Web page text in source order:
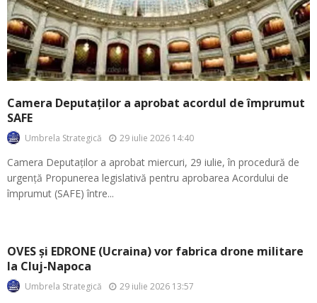
Camera Deputaților a aprobat acordul de împrumut
SAFE
Umbrela Strategică 29 iulie 2026 14:40
Camera Deputaților a aprobat miercuri, 29 iulie, în procedură de
urgență Propunerea legislativă pentru aprobarea Acordului de
împrumut (SAFE) între...
OVES și EDRONE (Ucraina) vor fabrica drone militare
la Cluj-Napoca
Umbrela Strategică 29 iulie 2026 13:57